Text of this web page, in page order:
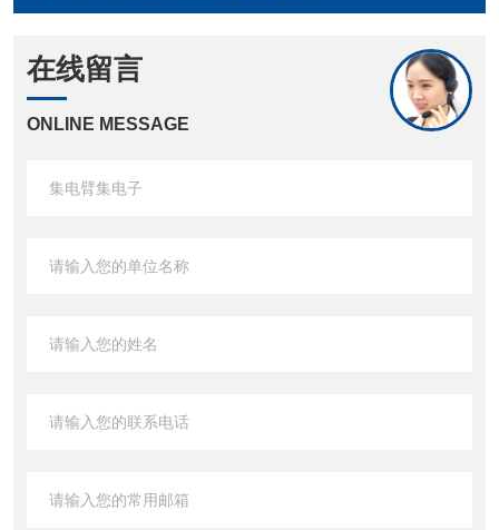
在线留言
ONLINE MESSAGE